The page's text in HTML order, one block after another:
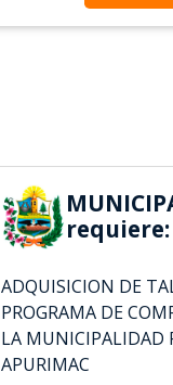
requiere:
ADQUISICION DE
PROGRAMA DE
LA MUNICIPALIDAD
APURIMAC